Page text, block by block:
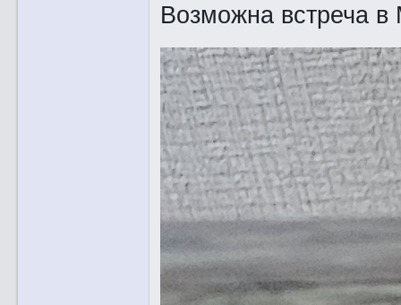
Возможна встреча в